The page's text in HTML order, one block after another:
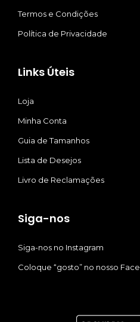
Termos e Condições
Política de Privacidade
Links Úteis
Loja
Minha Conta
Guia de Tamanhos
Lista de Desejos
Livro de Reclamações
Siga-nos
Siga-nos no Instagram
Coloque “gosto” no nosso